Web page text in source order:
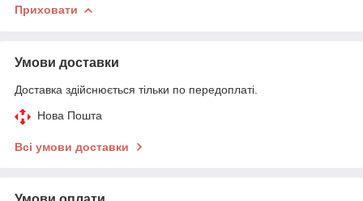
Приховати
Умови доставки
Доставка здійснюється тільки по передоплаті.
Нова Пошта
Всі умови доставки